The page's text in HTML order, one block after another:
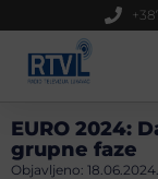
EURO 2024:
grupne faze
Objavljeno: 18.06.2024.